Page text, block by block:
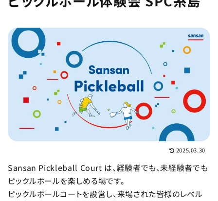
2025.03.30
Sansan Pickleball Court は、経験者でも、未経験者でも
ピックルボールを楽しめる場です。
ピックルボールコートを設営し、来場された皆様のレベル